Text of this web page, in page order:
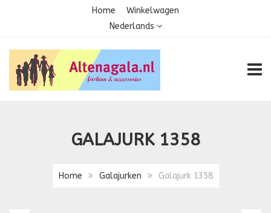
Home
Winkelwagen
Nederlands
GALAJURK 1358
Home Galajurken Galajurk 1358